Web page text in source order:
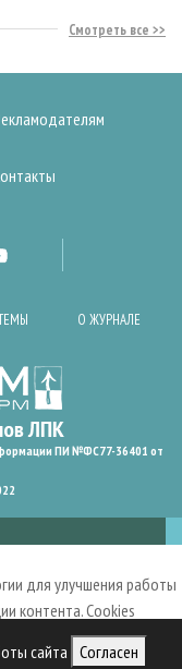
сайта Согласен
Смотреть все
О ЖУРНАЛЕ
ПИ №ФС77-36401 от
для улучшения работы
контента. Cookies